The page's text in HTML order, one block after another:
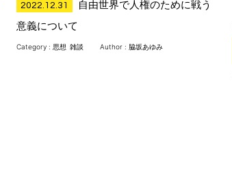
2022.12.31
自由世界で人権のために戦う
意義について
Category : 思想 雑談 Author : 脇坂あゆみ